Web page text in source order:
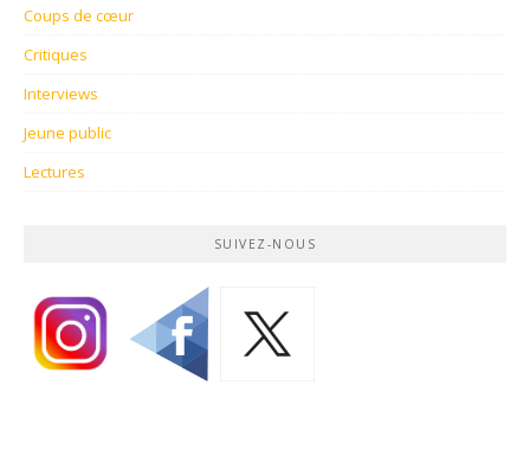
Coups de cœur
Critiques
Interviews
Jeune public
Lectures
SUIVEZ-NOUS